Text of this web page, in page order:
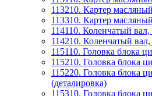
113210. Картер
113310. Картер
114110. Коленчатый
114210. Коленчатый
115110. Головка блока
115210. Головка блока
115220. Головка блока
(деталировка)
115310. Головка блока